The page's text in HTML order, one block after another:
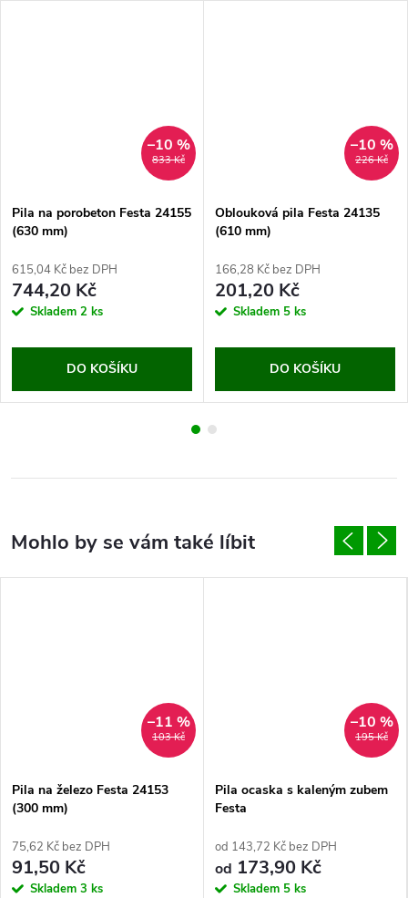
833 Kč
–10 %
Pila na porobeton Festa 24155
(630 mm)
615,04 Kč bez DPH
744,20 Kč
Skladem 2 ks
DO KOŠÍKU
226 Kč
–10 %
Oblouková pila Festa 24135
(610 mm)
166,28 Kč bez DPH
201,20 Kč
Skladem 5 ks
DO KOŠÍKU
103 Kč
–11 %
Pila na železo Festa 24153
(300 mm)
75,62 Kč bez DPH
91,50 Kč
Skladem 3 ks
195 Kč
–10 %
Pila ocaska s kaleným zubem
Festa
od 143,72 Kč bez DPH
od 173,90 Kč
Skladem 5 ks